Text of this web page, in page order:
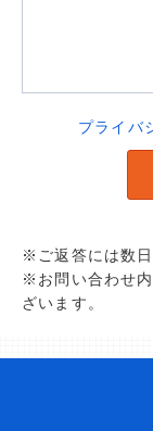
プライバ
※ご返答には数日
※お問い合わせ
ざいます。